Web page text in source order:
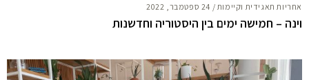
אחריות תאגידית וקיימות / 24 ספטמבר, 2022
וינה – חמישה ימים בין היסטוריה וחדשנות